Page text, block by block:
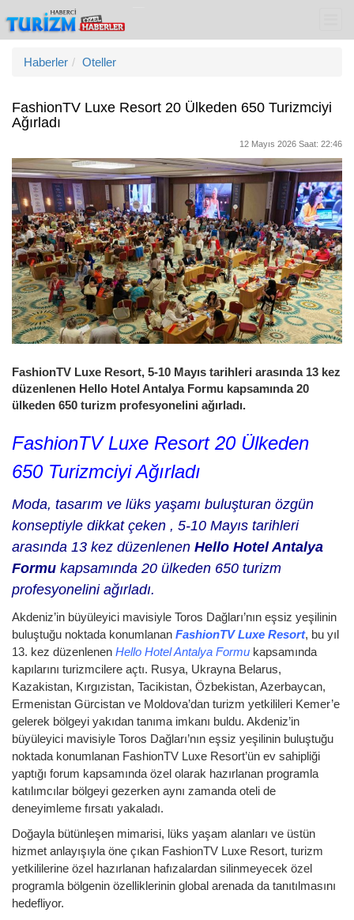
Haberler Oteller
FashionTV Luxe Resort 20 Ülkeden 650 Turizmciyi
Ağırladı
12 Mayıs 2026 Saat: 22:46
FashionTV Luxe Resort, 5-10 Mayıs tarihleri arasında 13 kez
düzenlenen Hello Hotel Antalya Formu kapsamında 20
ülkeden 650 turizm profesyonelini ağırladı.
FashionTV Luxe Resort 20 Ülkeden
650 Turizmciyi Ağırladı
Moda, tasarım ve lüks yaşamı buluşturan özgün
konseptiyle dikkat çeken , 5-10 Mayıs tarihleri
arasında 13 kez düzenlenen Hello Hotel Antalya
Formu kapsamında 20 ülkeden 650 turizm
profesyonelini ağırladı.
Akdeniz’in büyüleyici mavisiyle Toros Dağları’nın eşsiz yeşilinin
buluştuğu noktada konumlanan FashionTV Luxe Resort, bu yıl
13. kez düzenlenen Hello Hotel Antalya Formu kapsamında
kapılarını turizmcilere açtı. Rusya, Ukrayna Belarus,
Kazakistan, Kırgızistan, Tacikistan, Özbekistan, Azerbaycan,
Ermenistan Gürcistan ve Moldova’dan turizm yetkilileri Kemer’e
gelerek bölgeyi yakıdan tanıma imkanı buldu. Akdeniz’in
büyüleyici mavisiyle Toros Dağları’nın eşsiz yeşilinin buluştuğu
noktada konumlanan FashionTV Luxe Resort’ün ev sahipliği
yaptığı forum kapsamında özel olarak hazırlanan programla
katılımcılar bölgeyi gezerken aynı zamanda oteli de
deneyimleme fırsatı yakaladı.
Doğayla bütünleşen mimarisi, lüks yaşam alanları ve üstün
hizmet anlayışıyla öne çıkan FashionTV Luxe Resort, turizm
yetkililerine özel hazırlanan hafızalardan silinmeyecek özel
programla bölgenin özelliklerinin global arenada da tanıtılmasını
hedefliyor.